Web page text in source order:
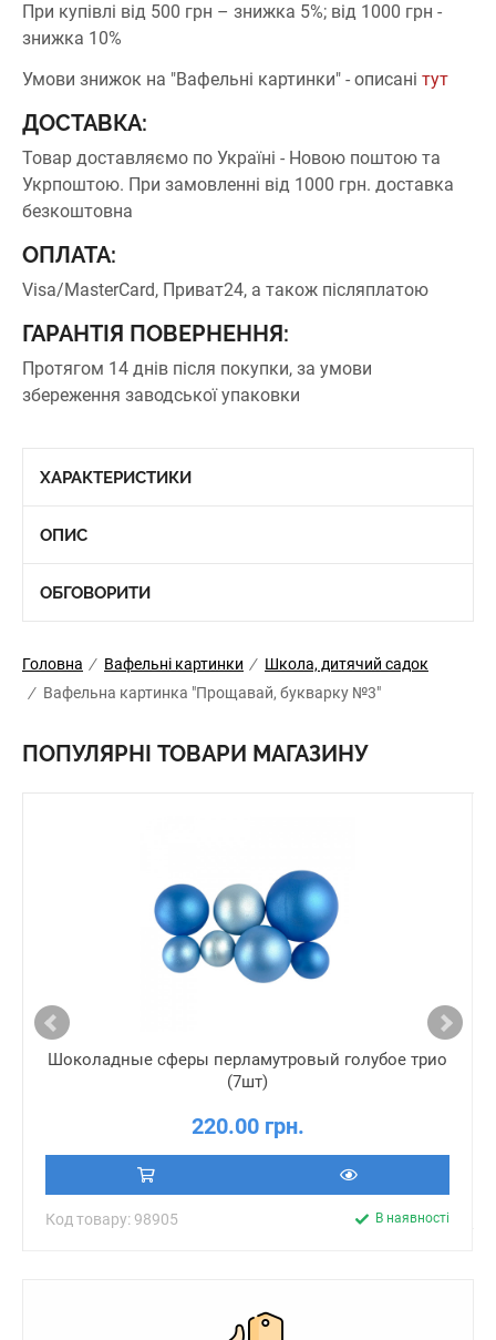
При купівлі від 500 грн – знижка 5%; від 1000 грн -
знижка 10%
Умови знижок на "Вафельні картинки" - описані тут
ДОСТАВКА:
Товар доставляємо по Україні - Новою поштою та
Укрпоштою. При замовленні від 1000 грн. доставка
безкоштовна
ОПЛАТА:
Visa/MasterCard, Приват24, а також післяплатою
ГАРАНТІЯ ПОВЕРНЕННЯ:
Протягом 14 днів після покупки, за умови
збереження заводської упаковки
ХАРАКТЕРИСТИКИ
ОПИС
ОБГОВОРИТИ
Головна / Вафельні картинки / Школа, дитячий садок
/ Вафельна картинка "Прощавай, букварку №3"
ПОПУЛЯРНІ ТОВАРИ МАГАЗИНУ
Шоколадные сферы перламутровый голубое трио
(7шт)
220.00 грн.
Код товару: 98905 В наявності